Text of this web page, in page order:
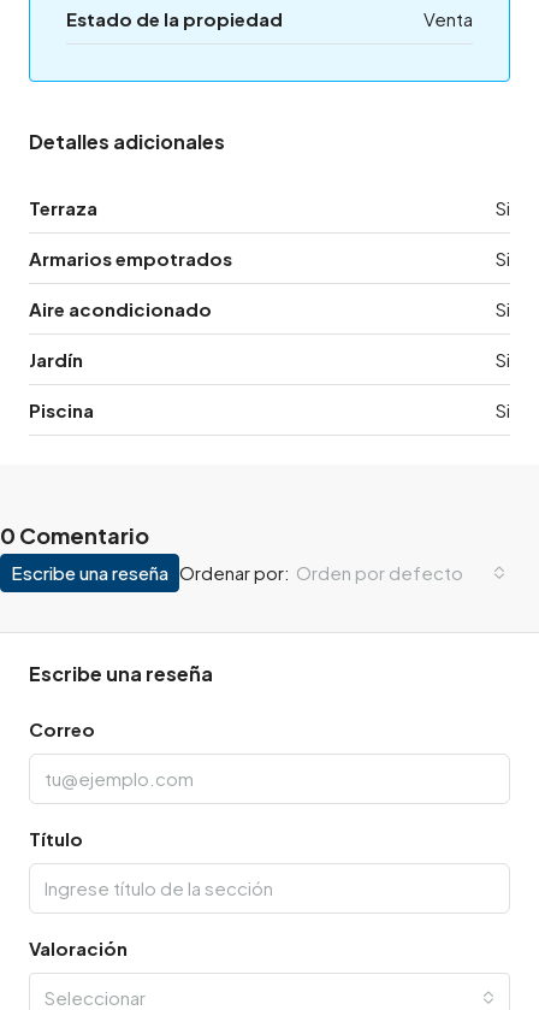
Estado de la propiedad Venta
Detalles adicionales
Terraza Si
Armarios empotrados Si
Aire acondicionado Si
Jardín Si
Piscina Si
0 Comentario
Ordenar por: Orden por defecto
Escribe una reseña
Escribe una reseña
Correo
Título
Valoración
Seleccionar